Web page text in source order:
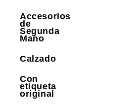
Accesorios
de
Segunda
Mano
Calzado
Con
etiqueta
original